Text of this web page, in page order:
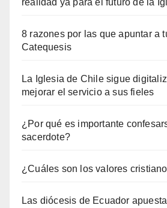
realidad ya para el futuro de la
8 razones por las que apuntar a
Catequesis
La Iglesia de Chile sigue
mejorar el servicio a sus fieles
¿Por qué es importante
sacerdote?
¿Cuáles son los valores
Las diócesis de Ecuador